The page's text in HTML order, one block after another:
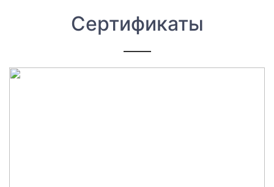
Сертификаты